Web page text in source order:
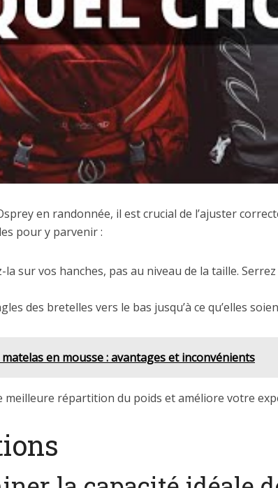
en randonnée, il est crucial de l’ajuster
pour y parvenir :
la sur vos hanches, pas au niveau de la taille.
des bretelles vers le bas jusqu’à ce qu’elles
en mousse : avantages et inconvénients
répartition du poids et améliore votre